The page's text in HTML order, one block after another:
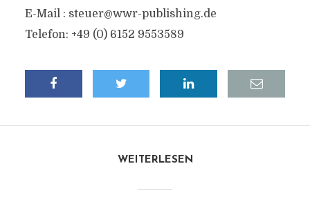
E-Mail : steuer@wwr-publishing.de
Telefon: +49 (0) 6152 9553589
WEITERLESEN